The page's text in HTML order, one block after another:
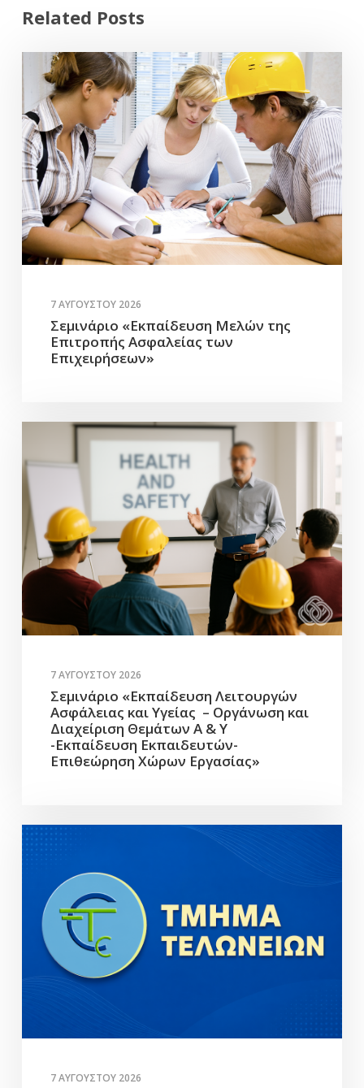
Related Posts
7 ΑΥΓΟΎΣΤΟΥ 2026
Σεμινάριο «Εκπαίδευση Μελών της
Επιτροπής Ασφαλείας των
Επιχειρήσεων»
7 ΑΥΓΟΎΣΤΟΥ 2026
Σεμινάριο «Εκπαίδευση Λειτουργών
Ασφάλειας και Υγείας – Οργάνωση και
Διαχείριση Θεμάτων Α & Υ
-Εκπαίδευση Εκπαιδευτών-
Επιθεώρηση Χώρων Εργασίας»
7 ΑΥΓΟΎΣΤΟΥ 2026